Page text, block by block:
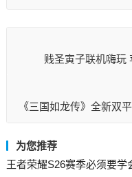
贱圣寅子联机嗨玩
《三国如龙传》全新双
为您推荐
王者荣耀S26赛季必须要学